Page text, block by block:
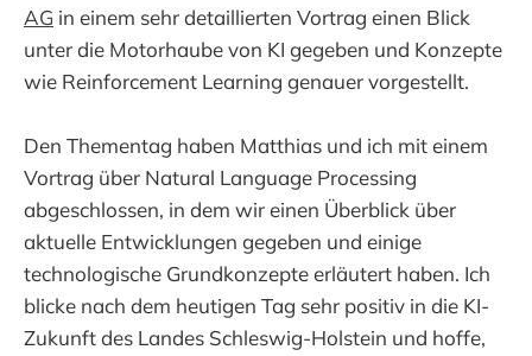
AG in einem sehr detaillierten Vortrag einen Blick
unter die Motorhaube von KI gegeben und Konzepte
wie Reinforcement Learning genauer vorgestellt.
Den Thementag haben Matthias und ich mit einem
Vortrag über Natural Language Processing
abgeschlossen, in dem wir einen Überblick über
aktuelle Entwicklungen gegeben und einige
technologische Grundkonzepte erläutert haben. Ich
blicke nach dem heutigen Tag sehr positiv in die KI-
Zukunft des Landes Schleswig-Holstein und hoffe,